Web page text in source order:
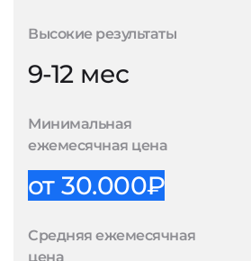
Высокие результаты
9-12 мес
Минимальная
ежемесячная цена
от 30.000₽
Средняя ежемесячная
цена